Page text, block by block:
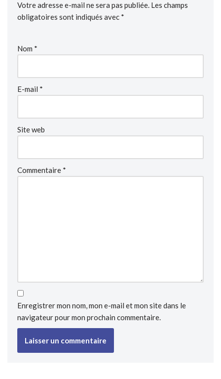
Votre adresse e-mail ne sera pas publiée. Les champs
obligatoires sont indiqués avec *
Nom *
E-mail *
Site web
Commentaire *
Enregistrer mon nom, mon e-mail et mon site dans le
navigateur pour mon prochain commentaire.